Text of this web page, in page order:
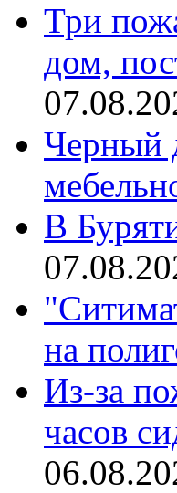
Три
дом,
Черный
В
на
Из-за
часов